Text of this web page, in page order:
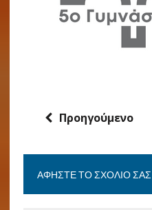
Προηγούμενο
ΑΦΉΣΤΕ ΤΟ ΣΧΌΛΙΟ ΣΑΣ